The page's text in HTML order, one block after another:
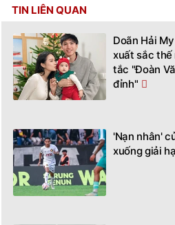
TIN LIÊN QUAN
Doãn Hải
xuất sắc thế
tắc "Đoàn
đỉnh"
'Nạn nhân'
xuống giải